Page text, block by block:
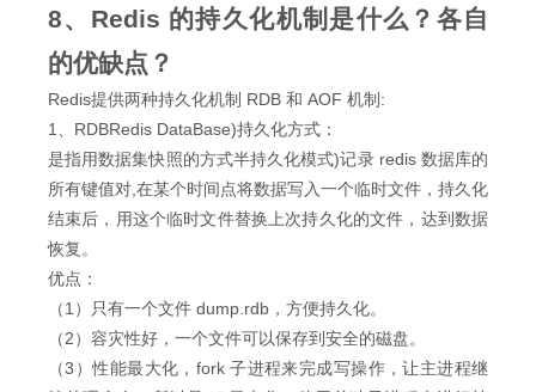
8、Redis 的持久化机制是什么？各自
的优缺点？
Redis提供两种持久化机制 RDB 和 AOF 机制:
1、RDBRedis DataBase)持久化方式：
是指用数据集快照的方式半持久化模式)记录 redis 数据库的
所有键值对,在某个时间点将数据写入一个临时文件，持久化
结束后，用这个临时文件替换上次持久化的文件，达到数据
恢复。
优点：
（1）只有一个文件 dump.rdb，方便持久化。
（2）容灾性好，一个文件可以保存到安全的磁盘。
（3）性能最大化，fork 子进程来完成写操作，让主进程继